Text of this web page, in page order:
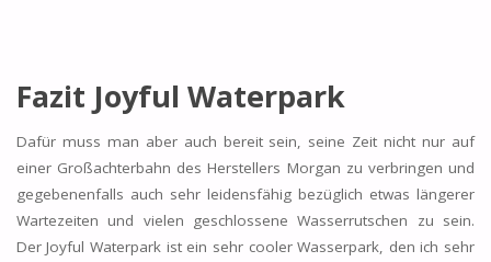
Fazit Joyful Waterpark
Dafür muss man aber auch bereit sein, seine Zeit nicht nur auf
einer Großachterbahn des Herstellers Morgan zu verbringen und
gegebenenfalls auch sehr leidensfähig bezüglich etwas längerer
Wartezeiten und vielen geschlossene Wasserrutschen zu sein.
Der Joyful Waterpark ist ein sehr cooler Wasserpark, den ich sehr